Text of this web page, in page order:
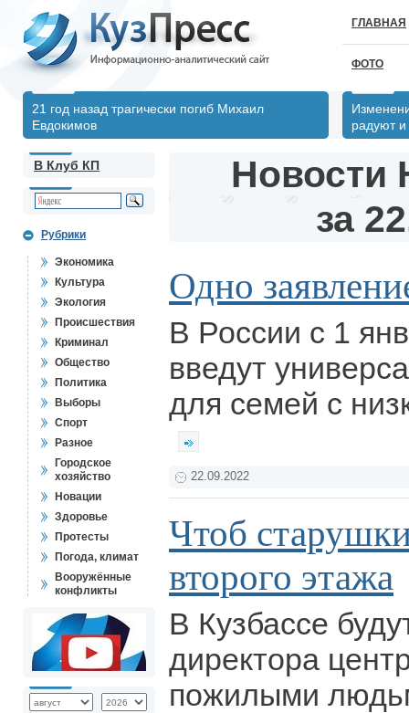
ГЛАВНАЯ
ФОТО
21 год назад трагически погиб Михаил
Евдокимов
радуют и
В Клуб КП
Рубрики
Экономика
Культура
Экология
Происшествия
Криминал
Общество
Политика
Выборы
Спорт
Разное
Городское
хозяйство
Новации
Здоровье
Протесты
Погода, климат
Вооружённые
конфликты
Новости
за
Одно
В России с 1
введут
для семей с
22.09.2022
Чтоб
второго этажа
В Кузбассе
директора
пожилыми